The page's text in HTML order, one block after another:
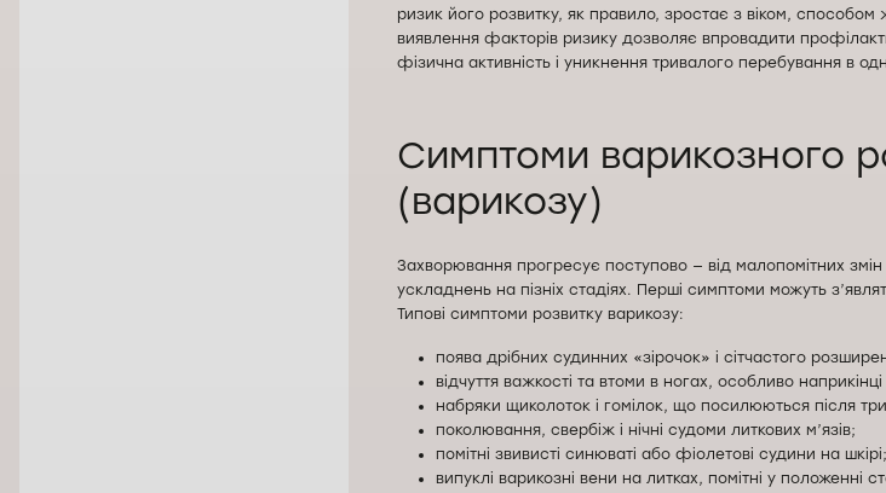
ризик його розвитку, як правило, зростає з віком,
виявлення факторів ризику дозволяє впровадити
фізична активність і уникнення тривалого перебування в
Симптоми варикозного
(варикозу)
Захворювання прогресує поступово — від малопомітних
ускладнень на пізніх стадіях. Перші симптоми можуть
Типові симптоми розвитку варикозу:
поява дрібних судинних «зірочок» і сітчастого
відчуття важкості та втоми в ногах, особливо
набряки щиколоток і гомілок, що посилюються після
поколювання, свербіж і нічні судоми литкових м’язів;
помітні звивисті синюваті або фіолетові судини на шкірі;
випуклі варикозні вени на литках, помітні у положенні